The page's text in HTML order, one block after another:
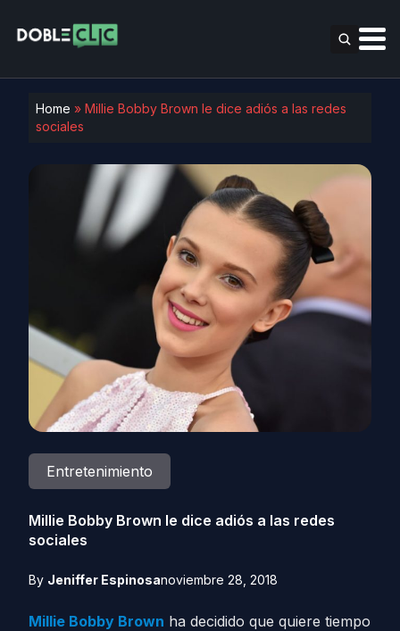
Home » Millie Bobby Brown le dice adiós a las redes
sociales
Entretenimiento
Millie Bobby Brown le dice adiós a las redes
sociales
By Jeniffer Espinosanoviembre 28, 2018
Millie Bobby Brown ha decidido que quiere tiempo